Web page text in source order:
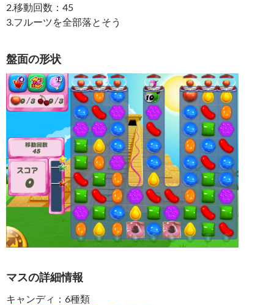
2.移動回数：45
3.フルーツを全部落とそう
盤面の形状
マスの詳細情報
キャンディ：6種類